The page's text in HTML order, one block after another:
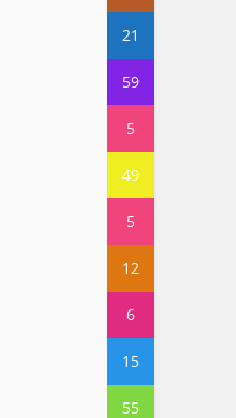
21
59
5
49
5
12
6
15
55